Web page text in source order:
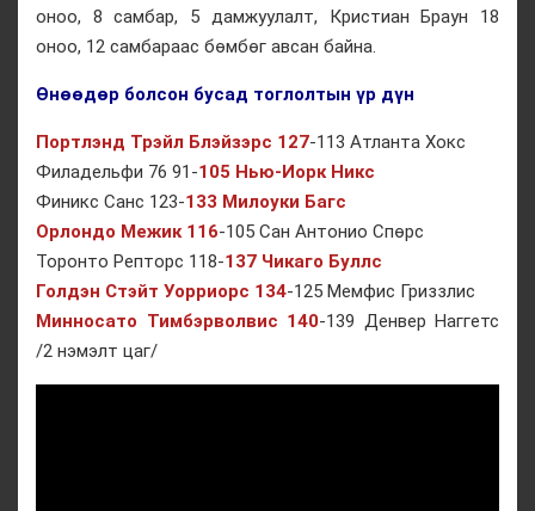
оноо, 8 самбар, 5 дамжуулалт, Кристиан Браун 18
оноо, 12 самбараас бөмбөг авсан байна.
Өнөөдөр болсон бусад тоглолтын үр дүн
Портлэнд Трэйл Блэйзэрс 127-113 Атланта Хокс
Филадельфи 76 91-105 Нью-Иорк Никс
Финикс Санс 123-133 Милоуки Багс
Орлондо Межик 116-105 Сан Антонио Спөрс
Торонто Репторс 118-137 Чикаго Буллс
Голдэн Стэйт Уорриорс 134-125 Мемфис Гриззлис
Минносато Тимбэрволвис 140-139 Денвер Наггетс
/2 нэмэлт цаг/